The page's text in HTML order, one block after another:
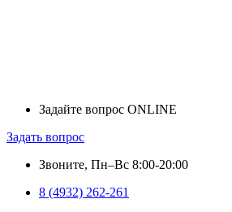
Задайте вопрос ONLINE
Задать вопрос
Звоните, Пн–Вс 8:00-20:00
8 (4932) 262-261